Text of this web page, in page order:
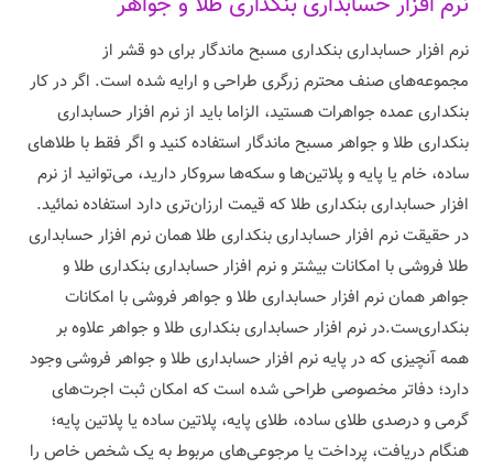
نرم افزار حسابداری بنکداری مسبح ماندگار برای دو قشر از
مجموعه‌های صنف محترم زرگری طراحی و ارایه شده است. اگر در کار
بنکداری عمده جواهرات هستید، الزاما باید از نرم افزار حسابداری
بنکداری طلا و جواهر مسبح ماندگار استفاده کنید و اگر فقط با طلاهای
ساده، خام یا پایه و پلاتین‌ها و سکه‌ها سروکار دارید، می‌توانید از نرم
افزار حسابداری بنکداری طلا که قیمت ارزان‌تری دارد استفاده نمائید.
در حقیقت نرم افزار حسابداری بنکداری طلا همان نرم افزار حسابداری
طلا فروشی با امکانات بیشتر و نرم افزار حسابداری بنکداری طلا و
جواهر همان نرم افزار حسابداری طلا و جواهر فروشی با امکانات
بنکداری‌ست.در نرم افزار حسابداری بنکداری طلا و جواهر علاوه بر
همه آنچیزی که در پایه نرم افزار حسابداری طلا و جواهر فروشی وجود
دارد؛ دفاتر مخصوصی طراحی شده است که امکان ثبت اجرت‌های
گرمی و درصدی طلای ساده، طلای پایه، پلاتین ساده یا پلاتین پایه؛
هنگام دریافت، پرداخت یا مرجوعی‌های مربوط به یک شخص خاص را